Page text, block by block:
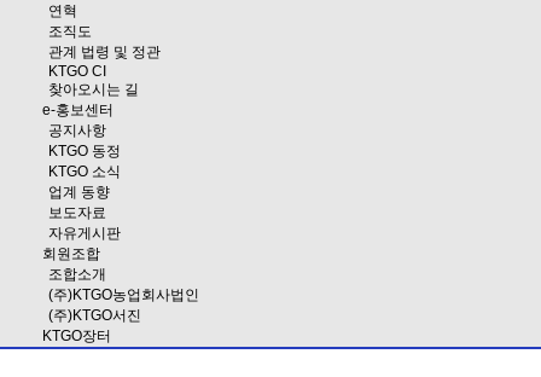
연혁
조직도
관계 법령 및 정관
KTGO CI
찾아오시는 길
e-홍보센터
공지사항
KTGO 동정
KTGO 소식
업계 동향
보도자료
자유게시판
회원조합
조합소개
(주)KTGO농업회사법인
(주)KTGO서진
KTGO장터